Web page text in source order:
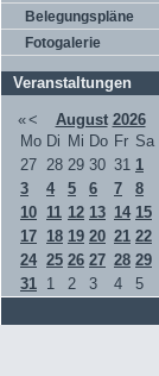
Belegungspläne
Fotogalerie
Veranstaltungen
«< August 2026
Mo Di Mi Do Fr Sa
27 28 29 30 31 1
3
4 5 6 7 8
10 11 12 13 14 15
17 18 19 20 21 22
24 25 26 27 28 29
31 1 2 3 4 5